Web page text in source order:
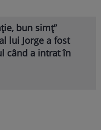
bun simț”
lui Jorge a fost
când a intrat în